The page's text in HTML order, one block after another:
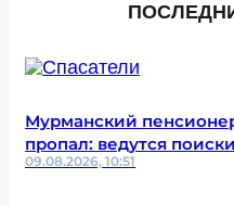
Мурманский
пропал: ведутся поиски
09.08.2026, 10:51